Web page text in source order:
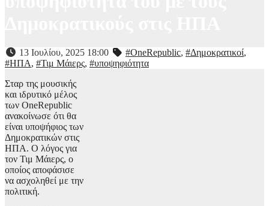
13 Ιουλίου, 2025 18:00 #OneRepublic, #Δημοκρατικοί,
#ΗΠΑ, #Τιμ Μάιερς, #υποψηφιότητα
Σταρ της μουσικής
και ιδρυτικό μέλος
των OneRepublic
ανακοίνωσε ότι θα
είναι υποψήφιος των
Δημοκρατικών στις
ΗΠΑ. Ο λόγος για
τον Τιμ Μάιερς, ο
οποίος αποφάσισε
να ασχοληθεί με την
πολιτική.